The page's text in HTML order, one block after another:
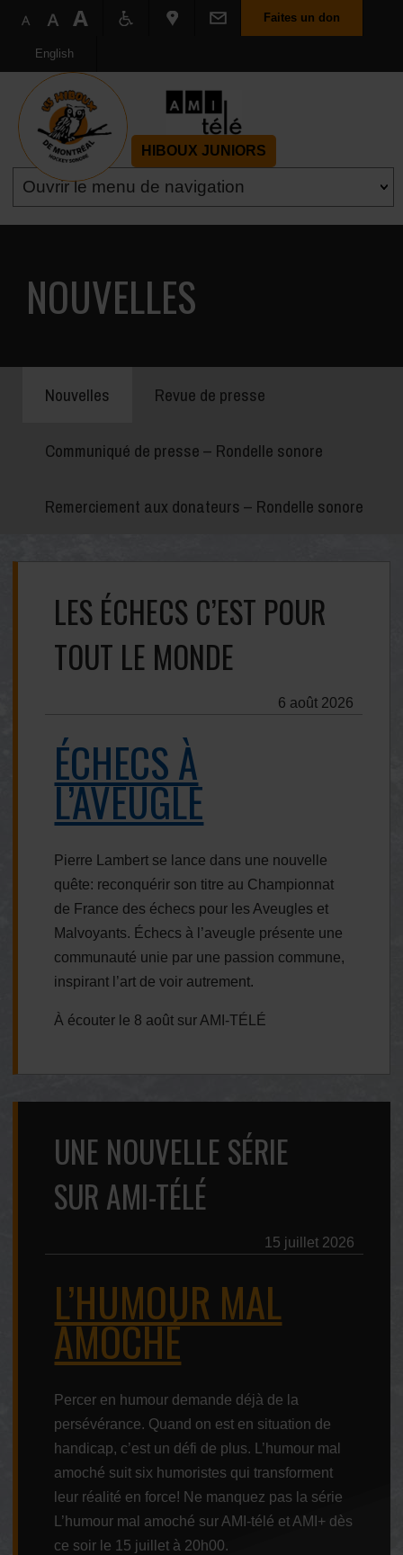
Faites un don
English
HIBOUX JUNIORS
NOUVELLES
Nouvelles Revue de presse
Communiqué de presse – Rondelle sonore
Remerciement aux donateurs – Rondelle sonore
LES ÉCHECS C’EST POUR
TOUT LE MONDE
6 août 2026
ÉCHECS À
L’AVEUGLE
Pierre Lambert se lance dans une nouvelle
quête: reconquérir son titre au Championnat
de France des échecs pour les Aveugles et
Malvoyants. Échecs à l’aveugle présente une
communauté unie par une passion commune,
inspirant l’art de voir autrement.
À écouter le 8 août sur AMI-TÉLÉ
UNE NOUVELLE SÉRIE
SUR AMI-TÉLÉ
15 juillet 2026
L’HUMOUR MAL
AMOCHÉ
Percer en humour demande déjà de la
persévérance. Quand on est en situation de
handicap, c’est un défi de plus. L’humour mal
amoché suit six humoristes qui transforment
leur réalité en force! Ne manquez pas la série
L’humour mal amoché sur AMI-télé et AMI+ dès
ce soir le 15 juillet à 20h00.